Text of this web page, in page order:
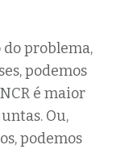
problema,
podemos
é maior
Ou,
podemos